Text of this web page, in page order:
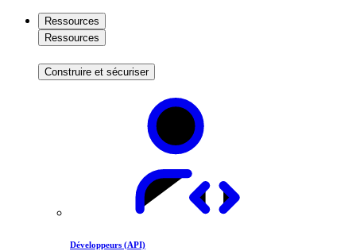
Ressources
Ressources
Construire et sécuriser
Développeurs (API)